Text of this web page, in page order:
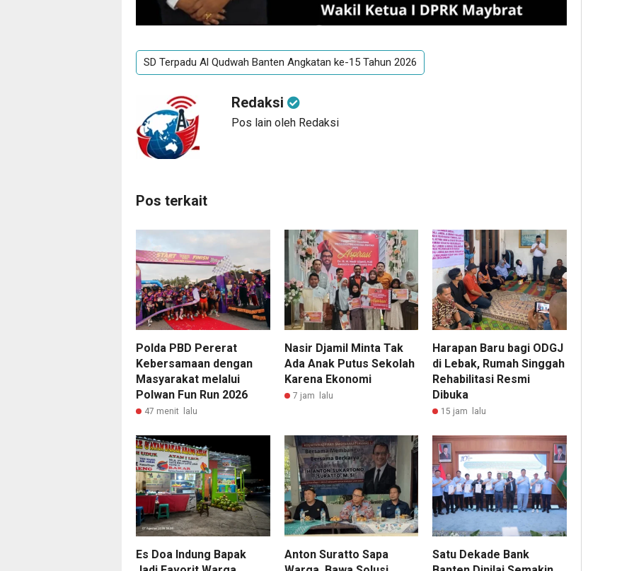
SD Terpadu Al Qudwah Banten Angkatan ke-15 Tahun 2026
Redaksi
Pos lain oleh Redaksi
Pos terkait
Polda PBD Pererat
Kebersamaan dengan
Masyarakat melalui
Polwan Fun Run 2026
47 menit lalu
Nasir Djamil Minta Tak
Ada Anak Putus Sekolah
Karena Ekonomi
7 jam lalu
Harapan Baru bagi ODGJ
di Lebak, Rumah Singgah
Rehabilitasi Resmi
Dibuka
15 jam lalu
Es Doa Indung Bapak
Anton Suratto Sapa
Satu Dekade Bank